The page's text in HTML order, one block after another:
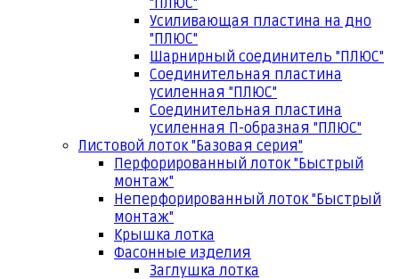
"ПЛЮС"
Усиливающая пластина на дно
"ПЛЮС"
Шарнирный соединитель "ПЛЮС"
Соединительная пластина
усиленная "ПЛЮС"
Соединительная пластина
усиленная П-образная "ПЛЮС"
Листовой лоток "Базовая серия"
Перфорированный лоток "Быстрый
монтаж"
Неперфорированный лоток "Быстрый
монтаж"
Крышка лотка
Фасонные изделия
Заглушка лотка